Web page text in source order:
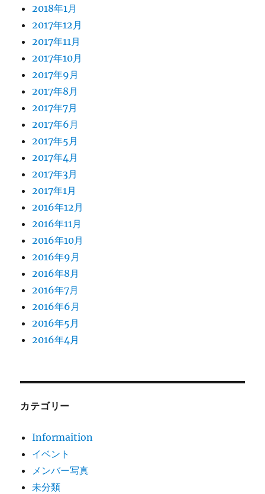
2018年1月
2017年12月
2017年11月
2017年10月
2017年9月
2017年8月
2017年7月
2017年6月
2017年5月
2017年4月
2017年3月
2017年1月
2016年12月
2016年11月
2016年10月
2016年9月
2016年8月
2016年7月
2016年6月
2016年5月
2016年4月
カテゴリー
Informaition
イベント
メンバー写真
未分類